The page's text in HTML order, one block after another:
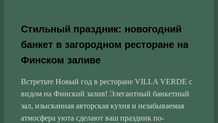
Стильный праздник: новогодний
банкет в загородном ресторане на
Финском заливе
Встретьте Новый год в ресторане VILLA VERDE с
видом на Финский залив! Элегантный банкетный
зал, изысканная авторская кухня и незабываемая
атмосфера уюта сделают ваш праздник по-